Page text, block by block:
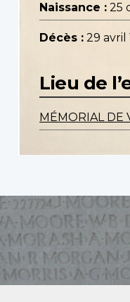
Naissance : 25
Décès : 29 avril
Lieu de
MÉMORIAL DE